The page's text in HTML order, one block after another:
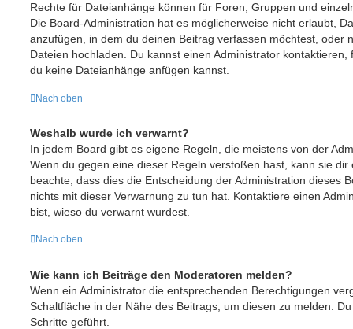
Rechte für Dateianhänge können für Foren, Gruppen und
Die Board-Administration hat es möglicherweise nicht erlaubt,
anzufügen, in dem du deinen Beitrag verfassen möchtest, oder
Dateien hochladen. Du kannst einen Administrator
du keine Dateianhänge anfügen kannst.
Nach oben
Weshalb wurde ich verwarnt?
In jedem Board gibt es eigene Regeln, die meistens von der
Wenn du gegen eine dieser Regeln verstoßen hast, kann sie dir
beachte, dass dies die Entscheidung der Administration dieses
nichts mit dieser Verwarnung zu tun hat. Kontaktiere einen
bist, wieso du verwarnt wurdest.
Nach oben
Wie kann ich Beiträge den Moderatoren melden?
Wenn ein Administrator die entsprechenden Berechtigungen
Schaltfläche in der Nähe des Beitrags, um diesen zu melden.
Schritte geführt.